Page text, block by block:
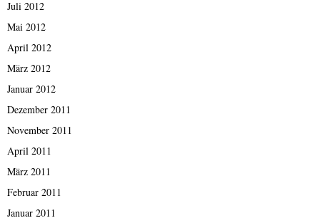
Juli 2012
Mai 2012
April 2012
März 2012
Januar 2012
Dezember 2011
November 2011
April 2011
März 2011
Februar 2011
Januar 2011